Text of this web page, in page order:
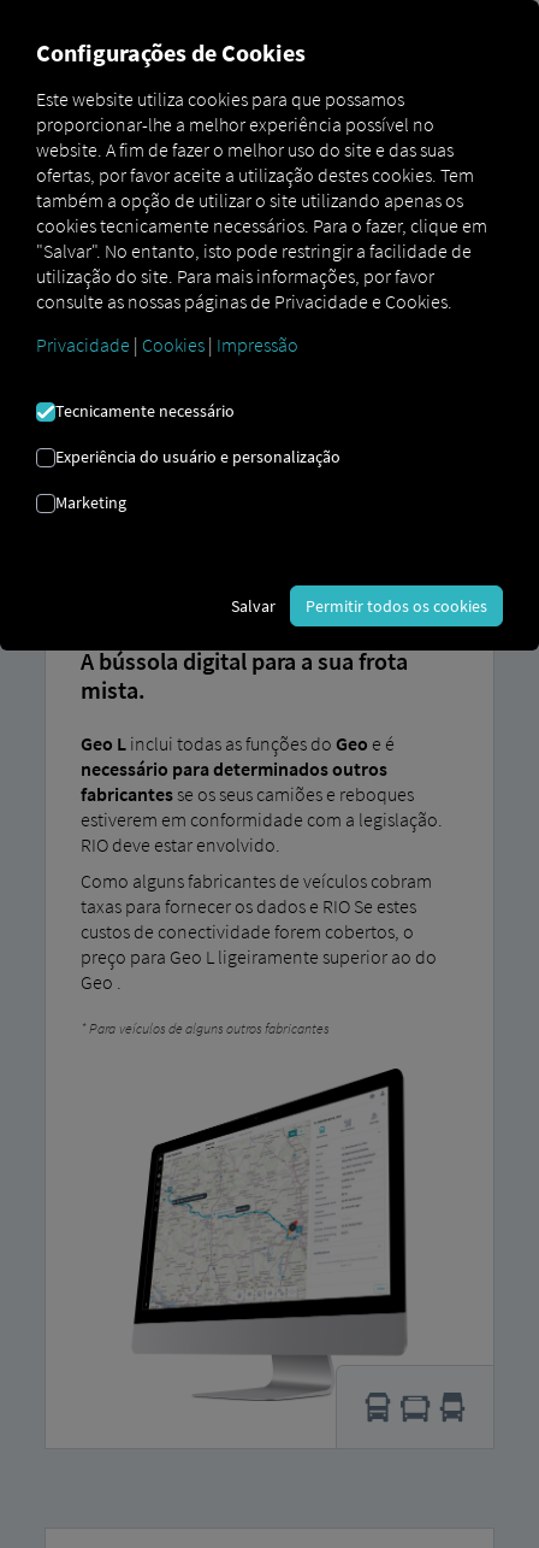
Marketplace Geo L
Reserva de Geo O nível de significância L é
obrigatório para importar dados dos
CO3, Coroa, Scania , Schmitz Cargobull ou
A bússola digital para a sua frota
mista.
Geo Linclui todas as funções do Geo e é
necessário para determinados outros
fabricantesse os seus camiões e reboques
estiverem em conformidade com a legislação.
RIO deve estar envolvido.
Como alguns fabricantes de veículos cobram
taxas para fornecer os dados e RIO Se estes
custos de conectividade forem cobertos, o
preço para Geo L ligeiramente superior ao do
Geo .
Para veículos de alguns outros fabricantes
Configurações de Cookies
Este website utiliza cookies para que possamos
proporcionar-lhe a melhor experiência possível no
website. A fim de fazer o melhor uso do site e das suas
ofertas, por favor aceite a utilização destes cookies. Tem
também a opção de utilizar o site utilizando apenas os
cookies tecnicamente necessários. Para o fazer, clique em
"Salvar". No entanto, isto pode restringir a facilidade de
utilização do site. Para mais informações, por favor
consulte as nossas páginas de Privacidade e Cookies.
Privacidade | Cookies | Impressão
Tecnicamente necessário
Experiência do usuário e personalização
Marketing
Salvar Permitir todos os cookies